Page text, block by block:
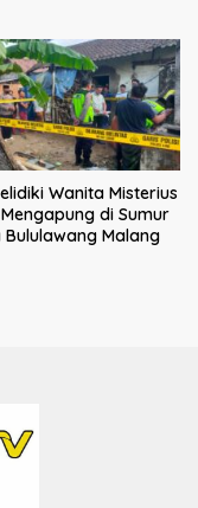
Wanita Misterius
di Sumur
Malang